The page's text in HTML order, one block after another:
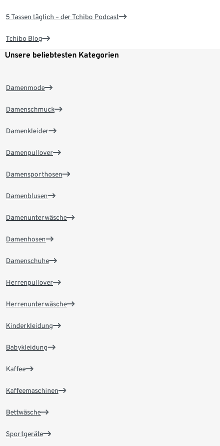
5 Tassen täglich – der Tchibo Podcast
Tchibo Blog
Unsere beliebtesten Kategorien
Damenmode
Damenschmuck
Damenkleider
Damenpullover
Damensporthosen
Damenblusen
Damenunterwäsche
Damenhosen
Damenschuhe
Herrenpullover
Herrenunterwäsche
Kinderkleidung
Babykleidung
Kaffee
Kaffeemaschinen
Bettwäsche
Sportgeräte